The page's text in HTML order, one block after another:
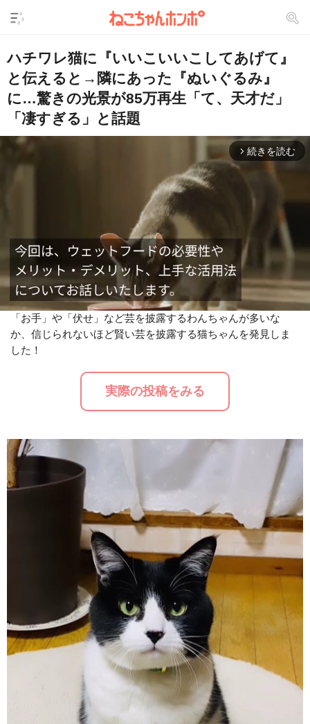
ハチワレ猫に『いいこいいこしてあげて』
と伝えると→隣にあった『ぬいぐるみ』
に…驚きの光景が85万再生「て、天才だ」
「凄すぎる」と話題
arrow_forward_ios 続きを読む
「お手」や「伏せ」など芸を披露するわんちゃんが多いな
か、信じられないほど賢い芸を披露する猫ちゃんを発見しま
した！
実際の投稿をみる